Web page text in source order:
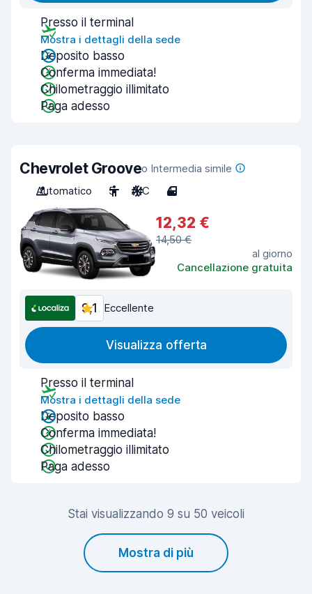
Presso il terminal
Mostra i dettagli della sede
Deposito basso
Conferma immediata!
Chilometraggio illimitato
Paga adesso
Chevrolet Grooveo Intermedia simile
Automatico
5 A/C 4
12,32 €
14,50 €
al giorno
Cancellazione gratuita
9,1 Eccellente
Visualizza offerta
Presso il terminal
Mostra i dettagli della sede
Deposito basso
Conferma immediata!
Chilometraggio illimitato
Paga adesso
Stai visualizzando 9 su 50 veicoli
Mostra di più